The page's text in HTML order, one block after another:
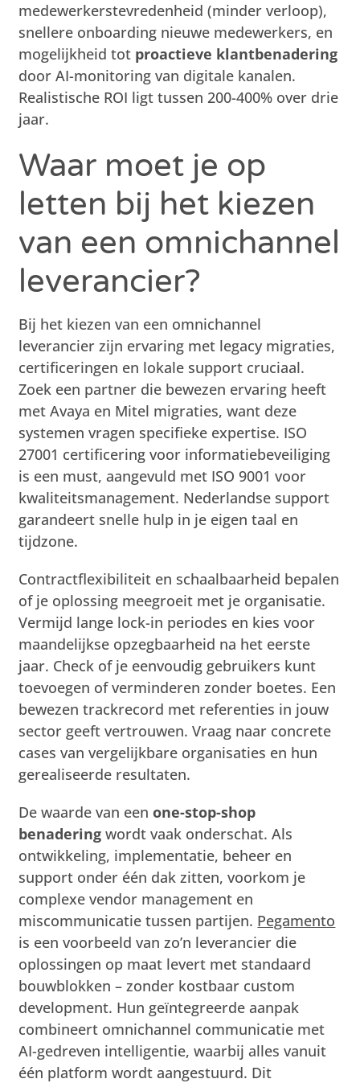
medewerkerstevredenheid (minder verloop),
snellere onboarding nieuwe medewerkers, en
mogelijkheid tot proactieve klantbenadering
door AI-monitoring van digitale kanalen.
Realistische ROI ligt tussen 200-400% over drie
jaar.
Waar moet je op
letten bij het kiezen
van een omnichannel
leverancier?
Bij het kiezen van een omnichannel
leverancier zijn ervaring met legacy migraties,
certificeringen en lokale support cruciaal.
Zoek een partner die bewezen ervaring heeft
met Avaya en Mitel migraties, want deze
systemen vragen specifieke expertise. ISO
27001 certificering voor informatiebeveiliging
is een must, aangevuld met ISO 9001 voor
kwaliteitsmanagement. Nederlandse support
garandeert snelle hulp in je eigen taal en
tijdzone.
Contractflexibiliteit en schaalbaarheid bepalen
of je oplossing meegroeit met je organisatie.
Vermijd lange lock-in periodes en kies voor
maandelijkse opzegbaarheid na het eerste
jaar. Check of je eenvoudig gebruikers kunt
toevoegen of verminderen zonder boetes. Een
bewezen trackrecord met referenties in jouw
sector geeft vertrouwen. Vraag naar concrete
cases van vergelijkbare organisaties en hun
gerealiseerde resultaten.
De waarde van eenone-stop-shop
benadering wordt vaak onderschat. Als
ontwikkeling, implementatie, beheer en
support onder één dak zitten, voorkom je
complexe vendor management en
miscommunicatie tussen partijen. Pegamento
is een voorbeeld van zo’n leverancier die
oplossingen op maat levert met standaard
bouwblokken – zonder kostbaar custom
development. Hun geïntegreerde aanpak
combineert omnichannel communicatie met
AI-gedreven intelligentie, waarbij alles vanuit
één platform wordt aangestuurd. Dit